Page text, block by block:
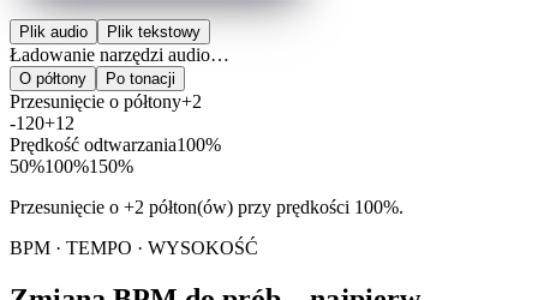
Plik audio Plik tekstowy
Ładowanie narzędzi audio…
O półtony Po tonacji
Przesunięcie o półtony+2
-120+12
Prędkość odtwarzania100%
50%100%150%
Przesunięcie o +2 półton(ów) przy prędkości 100%.
BPM · TEMPO · WYSOKOŚĆ